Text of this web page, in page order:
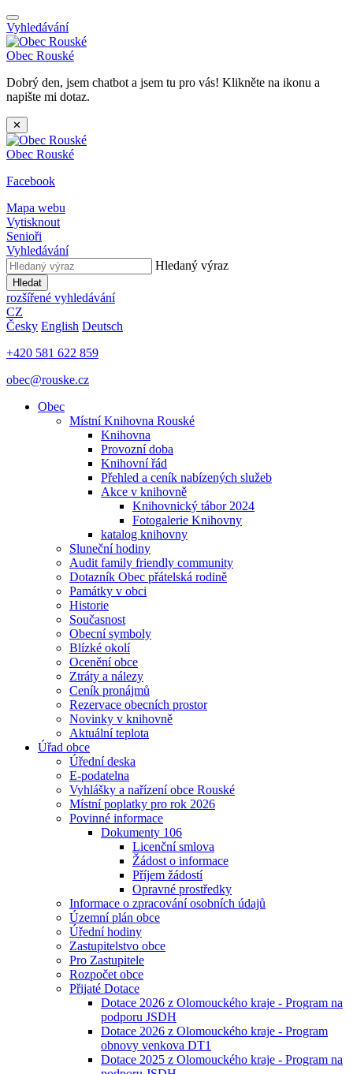
Vyhledávání
Obec Rouské
Dobrý den, jsem chatbot a jsem tu pro vás! Klikněte na ikonu a
napište mi dotaz.
✕
Obec Rouské
Facebook
Mapa webu
Vytisknout
Senioři
Vyhledávání
Hledaný výraz
Hledat
rozšířené vyhledávání
CZ
Česky English Deutsch
+420 581 622 859
obec@rouske.cz
Obec
Místní Knihovna Rouské
Knihovna
Provozní doba
Knihovní řád
Přehled a ceník nabízených služeb
Akce v knihovně
Knihovnický tábor 2024
Fotogalerie Knihovny
katalog knihovny
Sluneční hodiny
Audit family friendly community
Dotazník Obec přátelská rodině
Památky v obci
Historie
Současnost
Obecní symboly
Blízké okolí
Ocenění obce
Ztráty a nálezy
Ceník pronájmů
Rezervace obecních prostor
Novinky v knihovně
Aktuální teplota
Úřad obce
Úřední deska
E-podatelna
Vyhlášky a nařízení obce Rouské
Místní poplatky pro rok 2026
Povinné informace
Dokumenty 106
Licenční smlova
Žádost o informace
Příjem žádostí
Opravné prostředky
Informace o zpracování osobních údajů
Územní plán obce
Úřední hodiny
Zastupitelstvo obce
Pro Zastupitele
Rozpočet obce
Přijaté Dotace
Dotace 2026 z Olomouckého kraje - Program na
podporu JSDH
Dotace 2026 z Olomouckého kraje - Program
obnovy venkova DT1
Dotace 2025 z Olomouckého kraje - Program na